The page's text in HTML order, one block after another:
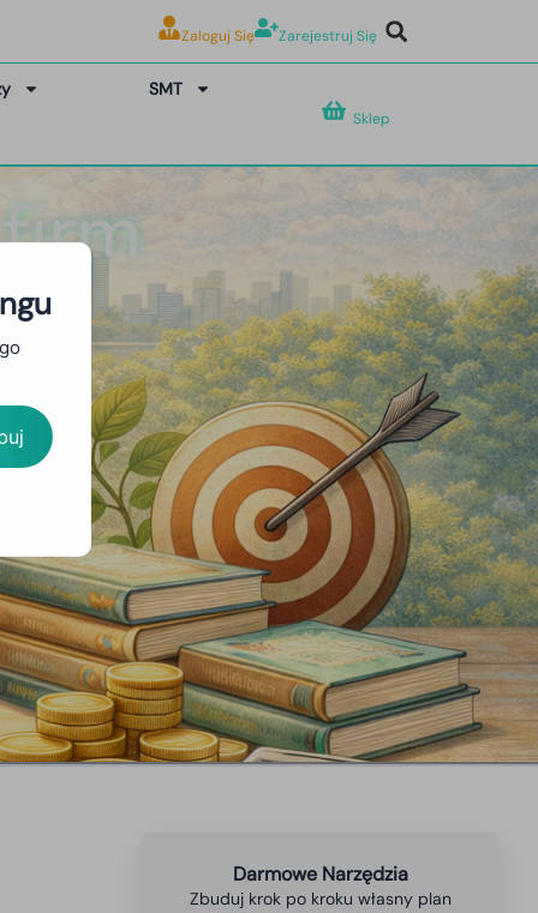
Zaloguj Się Zarejestruj Się
SMT
Sklep
Darmowe Narzędzia
Zbuduj krok po kroku własny plan